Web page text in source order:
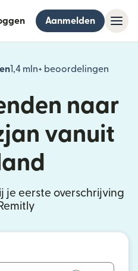
Aanmelden
1,4 mln+ beoordelingen
naar
vanuit
je eerste overschrijving